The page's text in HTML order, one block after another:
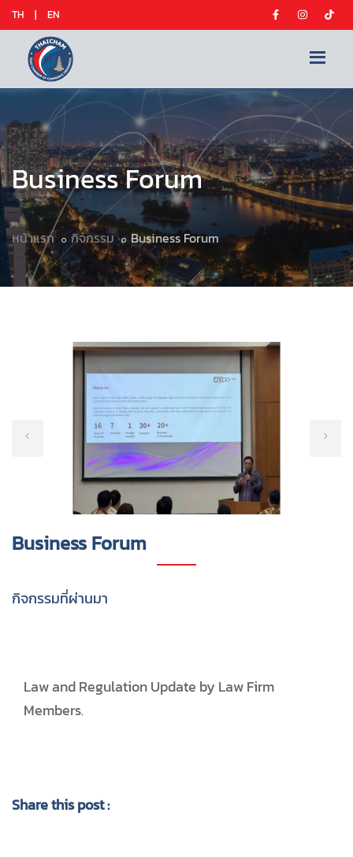
TH | EN
Business Forum
หน้าแรก กิจกรรม Business Forum
Business Forum
กิจกรรมที่ผ่านมา
Law and Regulation Update by Law Firm
Members.
Share this post :